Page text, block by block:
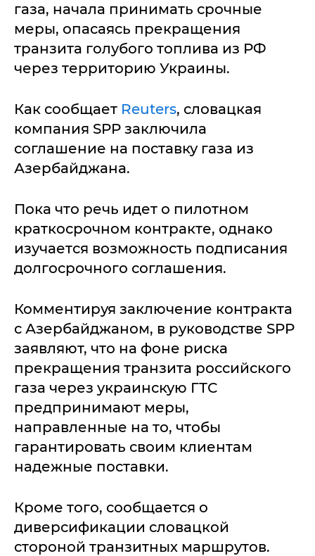
газа, начала принимать срочные
меры, опасаясь прекращения
транзита голубого топлива из РФ
через территорию Украины.
Как сообщает Reuters, словацкая
компания SPP заключила
соглашение на поставку газа из
Азербайджана.
Пока что речь идет о пилотном
краткосрочном контракте, однако
изучается возможность подписания
долгосрочного соглашения.
Комментируя заключение контракта
с Азербайджаном, в руководстве SPP
заявляют, что на фоне риска
прекращения транзита российского
газа через украинскую ГТС
предпринимают меры,
направленные на то, чтобы
гарантировать своим клиентам
надежные поставки.
Кроме того, сообщается о
диверсификации словацкой
стороной транзитных маршрутов.